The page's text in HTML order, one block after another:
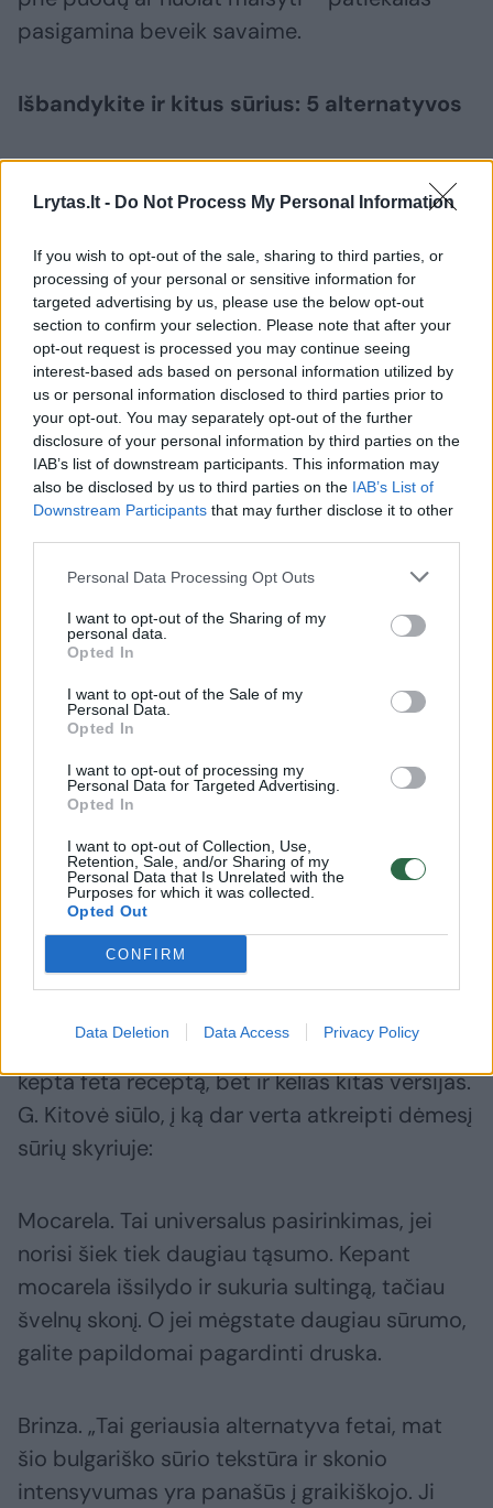
Lrytas.lt - Do Not Process My Personal Information
If you wish to opt-out of the sale, sharing to third parties, or
processing of your personal or sensitive information for
targeted advertising by us, please use the below opt-out
section to confirm your selection. Please note that after your
opt-out request is processed you may continue seeing
interest-based ads based on personal information utilized by
us or personal information disclosed to third parties prior to
your opt-out. You may separately opt-out of the further
disclosure of your personal information by third parties on the
IAB’s list of downstream participants. This information may
also be disclosed by us to third parties on the IAB’s List of
Downstream Participants that may further disclose it to other
Personal Data Processing Opt Outs
I want to opt-out of the Sharing of my
personal data.
Opted In
I want to opt-out of the Sale of my
Personal Data.
Opted In
I want to opt-out of processing my
Personal Data for Targeted Advertising.
Opted In
I want to opt-out of Collection, Use,
Retention, Sale, and/or Sharing of my
Personal Data that Is Unrelated with the
Purposes for which it was collected.
Opted Out
CONFIRM
Data Deletion Data Access Privacy Policy
pasigamina beveik savaime.
Išbandykite ir kitus sūrius: 5 alternatyvos
kiekviename pirkinių krepšelyje – daugelis
rytinio sumuštinio ar jo gabalėlio ant
užkandžių lentos, sako minėto prekybos
tinklo komunikacijos vadovė Gintarė Kitovė.
„Metai po metų populiarumo nepraranda
fermentiniai ir tepamieji sūriai, tačiau jau ir
mocarela, kietieji sūriai, tokie kaip
parmezanas, įvairūs pelėsiniai sūriai, feta
tapę įprastu pasirinkimu sūrių skyriuje.
Kasmet vis daugiau dėmesio sulaukia ir
įvairesnės sūrių rūšys: pavyzdžiui, ožkų ar
avių pieno, išraiškingasis britiškas čederis.
nuolaidų pirkėjams būtinai pasiūlome akcijų ir
sūriams – kad jie galėtų ir sutaupyti, ir turėtų
progą atrasti naują favoritą ar išbandyti
naują patiekalo su sūriu receptą. O šį
savaitgalį, iki rugsėjo 15 dienos, įvairiems
sūriams su „Iki“ lojalumo kortele pritaikysime
30 proc. nuolaidą“, – sako G. Kitovė.
Sutaupyti šį savaitgalį galite pirkdami tiek
pigiau išbandyti ne tik originalų makaronų su
kepta feta receptą, bet ir kelias kitas versijas.
G. Kitovė siūlo, į ką dar verta atkreipti dėmesį
sūrių skyriuje:
Mocarela. Tai universalus pasirinkimas, jei
norisi šiek tiek daugiau tąsumo. Kepant
mocarela išsilydo ir sukuria sultingą, tačiau
švelnų skonį. O jei mėgstate daugiau sūrumo,
galite papildomai pagardinti druska.
Brinza. „Tai geriausia alternatyva fetai, mat
šio bulgariško sūrio tekstūra ir skonio
intensyvumas yra panašūs į graikiškojo. Ji